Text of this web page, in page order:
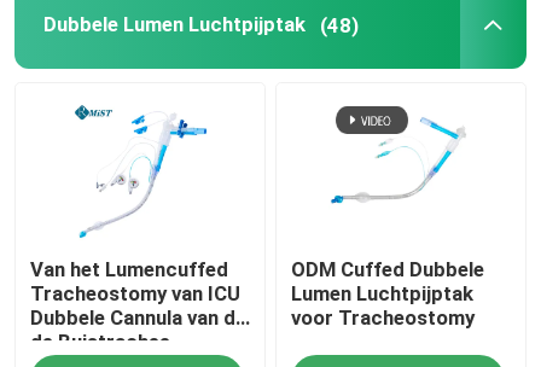
Dubbele Lumen Luchtpijptak (48)
Van het Lumencuffed
Tracheostomy van ICU
Dubbele Cannula van de
de Buistrachee
ODM Cuffed Dubbele
Lumen Luchtpijptak
voor Tracheostomy